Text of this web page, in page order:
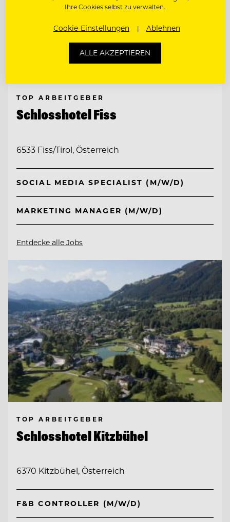
TOP ARBEITGEBER
Schlosshotel Fiss
6533 Fiss/Tirol, Österreich
SOCIAL MEDIA SPECIALIST (M/W/D)
MARKETING MANAGER (M/W/D)
Entdecke alle Jobs
TOP ARBEITGEBER
Schlosshotel Kitzbühel
6370 Kitzbühel, Österreich
F&B CONTROLLER (M/W/D)
Ihre Cookies selbst zu verwalten.
Cookie-Einstellungen Ablehnen
ALLE AKZEPTIEREN